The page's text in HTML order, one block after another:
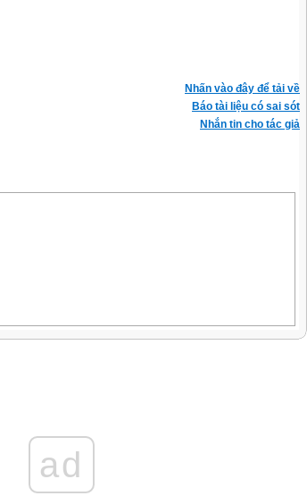
Nhấn vào đây để tải về
Báo tài liệu có sai sót
Nhắn tin cho tác giả
ad